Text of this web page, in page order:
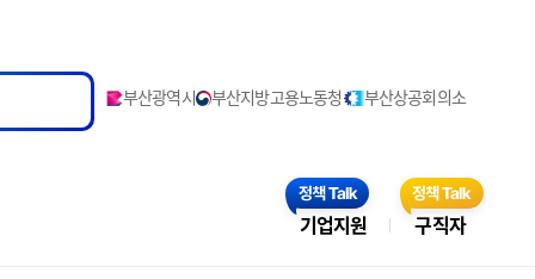
부산광역시 부산지방고용노동청 부산상공회의소
기업지원 구직자